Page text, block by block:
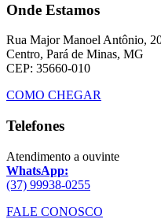
Onde Estamos
Rua Major Manoel Antônio,
Centro, Pará de Minas, MG
CEP: 35660-010
COMO CHEGAR
Telefones
Atendimento a ouvinte
WhatsApp:
(37) 99938-0255
FALE CONOSCO